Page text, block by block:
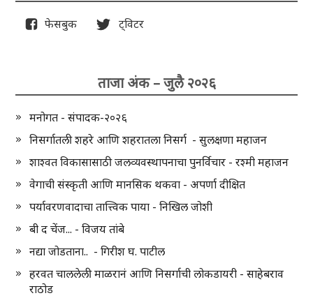
फेसबुक ट्विटर
ताजा अंक – जुलै २०२६
मनोगत - संपादक-२०२६
निसर्गातली शहरे आणि शहरातला निसर्ग - सुलक्षणा महाजन
शाश्वत विकासासाठी जलव्यवस्थापनाचा पुनर्विचार - रश्मी महाजन
वेगाची संस्कृती आणि मानसिक थकवा - अपर्णा दीक्षित
पर्यावरणवादाचा तात्त्विक पाया - निखिल जोशी
बी द चेंज... - विजय तांबे
नद्या जोडताना.. - गिरीश घ. पाटील
हरवत चाललेली माळरानं आणि निसर्गाची लोकडायरी - साहेबराव
राठोड